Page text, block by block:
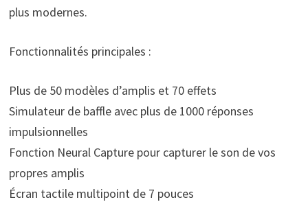
plus modernes.
Fonctionnalités principales :
Plus de 50 modèles d’amplis et 70 effets
Simulateur de baffle avec plus de 1000 réponses
impulsionnelles
Fonction Neural Capture pour capturer le son de vos
propres amplis
Écran tactile multipoint de 7 pouces